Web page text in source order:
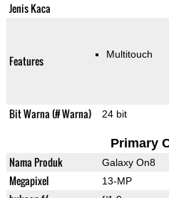
Jenis Kaca
Features Multitouch
Bit Warna (# Warna) 24 bit
Primary
Nama Produk Galaxy On8
Megapixel 13-MP